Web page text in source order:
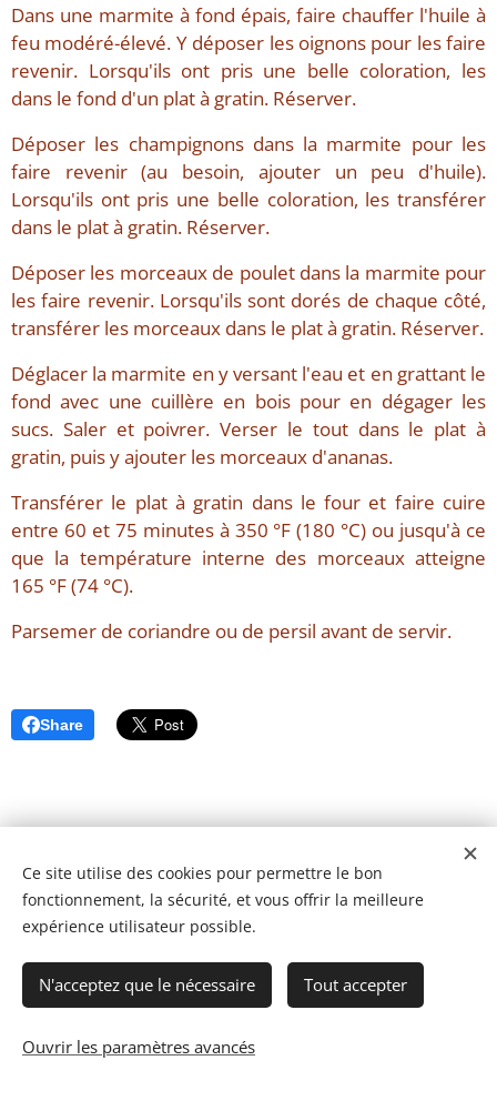
Dans une marmite à fond épais, faire chauffer l'huile à
feu modéré-élevé. Y déposer les oignons pour les faire
revenir. Lorsqu'ils ont pris une belle coloration, les
dans le fond d'un plat à gratin. Réserver.
Déposer les champignons dans la marmite pour les
faire revenir (au besoin, ajouter un peu d'huile).
Lorsqu'ils ont pris une belle coloration, les transférer
dans le plat à gratin. Réserver.
Déposer les morceaux de poulet dans la marmite pour
les faire revenir. Lorsqu'ils sont dorés de chaque côté,
transférer les morceaux dans le plat à gratin. Réserver.
Déglacer la marmite en y versant l'eau et en grattant le
fond avec une cuillère en bois pour en dégager les
sucs. Saler et poivrer. Verser le tout dans le plat à
gratin, puis y ajouter les morceaux d'ananas.
Transférer le plat à gratin dans le four et faire cuire
entre 60 et 75 minutes à 350 °F (180 °C) ou jusqu'à ce
que la température interne des morceaux atteigne
165 °F (74 °C).
Parsemer de coriandre ou de persil avant de servir.
Share
© 2023 Les recettes d'Henri-Luc. Tous droits réservés.
Ce site utilise des cookies pour permettre le bon
fonctionnement, la sécurité, et vous offrir la meilleure
expérience utilisateur possible.
N'acceptez que le nécessaire Tout accepter
Ouvrir les paramètres avancés